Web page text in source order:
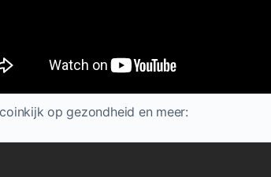
op gezondheid en meer: